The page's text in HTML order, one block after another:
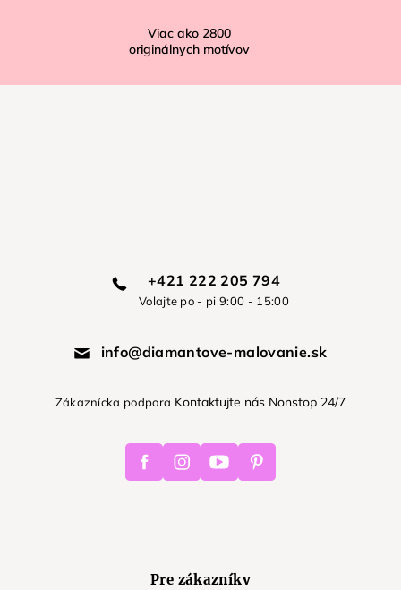
Viac ako 2800
originálnych motívov
+421 222 205 794
Volajte po - pi 9:00 - 15:00
info@diamantove-malovanie.sk
Zákaznícka podpora Kontaktujte nás Nonstop 24/7
FacebookInstagramYoutube Pinterest
Pre zákazníkv